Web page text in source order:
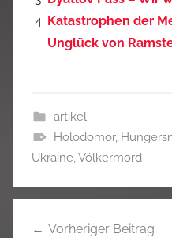
Katastrophen der
Unglück von
artikel
Holodomor,
Ukraine,Völkermord
Vorheriger Beitrag